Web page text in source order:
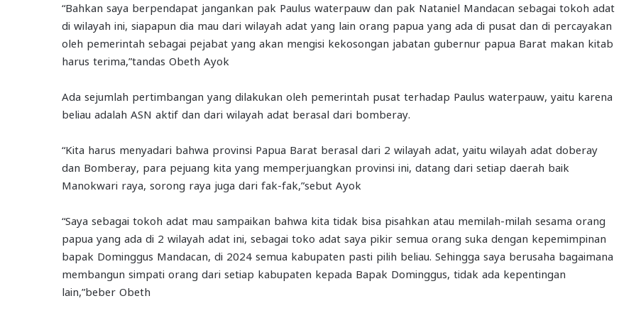
“Bahkan saya berpendapat jangankan pak Paulus waterpauw dan pak Nataniel Mandacan sebagai tokoh adat
di wilayah ini, siapapun dia mau dari wilayah adat yang lain orang papua yang ada di pusat dan di percayakan
oleh pemerintah sebagai pejabat yang akan mengisi kekosongan jabatan gubernur papua Barat makan kitab
harus terima,”tandas Obeth Ayok
Ada sejumlah pertimbangan yang dilakukan oleh pemerintah pusat terhadap Paulus waterpauw, yaitu karena
beliau adalah ASN aktif dan dari wilayah adat berasal dari bomberay.
“Kita harus menyadari bahwa provinsi Papua Barat berasal dari 2 wilayah adat, yaitu wilayah adat doberay
dan Bomberay, para pejuang kita yang memperjuangkan provinsi ini, datang dari setiap daerah baik
Manokwari raya, sorong raya juga dari fak-fak,”sebut Ayok
“Saya sebagai tokoh adat mau sampaikan bahwa kita tidak bisa pisahkan atau memilah-milah sesama orang
papua yang ada di 2 wilayah adat ini, sebagai toko adat saya pikir semua orang suka dengan kepemimpinan
bapak Dominggus Mandacan, di 2024 semua kabupaten pasti pilih beliau. Sehingga saya berusaha bagaimana
membangun simpati orang dari setiap kabupaten kepada Bapak Dominggus, tidak ada kepentingan
lain,”beber Obeth